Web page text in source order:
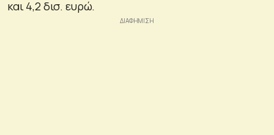
και 4,2 δισ. ευρώ.